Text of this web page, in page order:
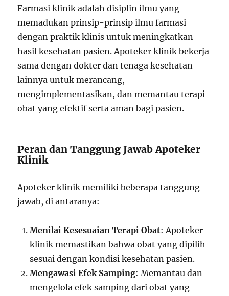
Farmasi klinik adalah disiplin ilmu yang
memadukan prinsip-prinsip ilmu farmasi
dengan praktik klinis untuk meningkatkan
hasil kesehatan pasien. Apoteker klinik bekerja
sama dengan dokter dan tenaga kesehatan
lainnya untuk merancang,
mengimplementasikan, dan memantau terapi
obat yang efektif serta aman bagi pasien.
Peran dan Tanggung Jawab Apoteker
Klinik
Apoteker klinik memiliki beberapa tanggung
jawab, di antaranya:
Menilai Kesesuaian Terapi Obat: Apoteker
klinik memastikan bahwa obat yang dipilih
sesuai dengan kondisi kesehatan pasien.
Mengawasi Efek Samping: Memantau dan
mengelola efek samping dari obat yang